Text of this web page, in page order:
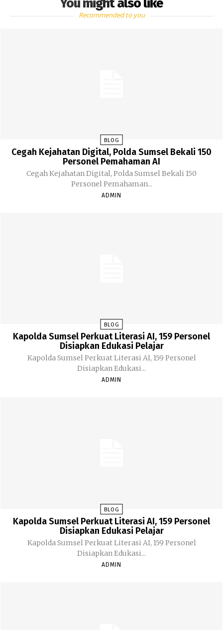
You might also like
Recommended to you
BLOG
Cegah Kejahatan Digital, Polda Sumsel Bekali 150
Personel Pemahaman AI
Cegah Kejahatan Digital, Polda Sumsel Bekali 150
Personel Pemahaman...
ADMIN
BLOG
Kapolda Sumsel Perkuat Literasi AI, 159 Personel
Disiapkan Edukasi Pelajar
Kapolda Sumsel Perkuat Literasi AI, 159 Personel
Disiapkan Edukasi...
ADMIN
BLOG
Kapolda Sumsel Perkuat Literasi AI, 159 Personel
Disiapkan Edukasi Pelajar
Kapolda Sumsel Perkuat Literasi AI, 159 Personel
Disiapkan Edukasi...
ADMIN